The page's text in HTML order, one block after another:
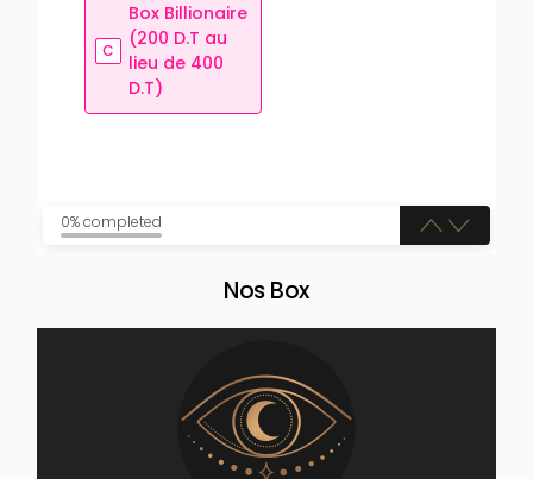
C
Box Billionaire
(200 D.T au
lieu de 400
D.T)
0% completed
Nos Box